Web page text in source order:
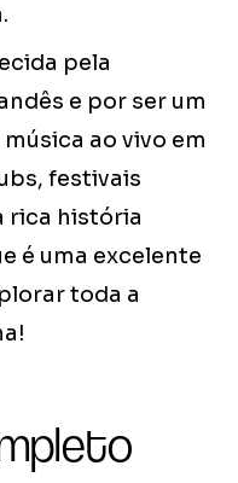
pela
e por ser um
ao vivo em
festivais
rica história
é uma excelente
toda a